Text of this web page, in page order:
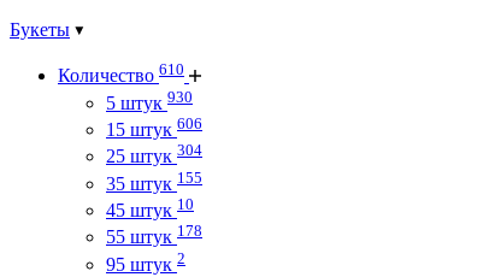
Букеты
Количество 610
5 штук 930
15 штук 606
25 штук 304
35 штук 155
45 штук 10
55 штук 178
95 штук 2